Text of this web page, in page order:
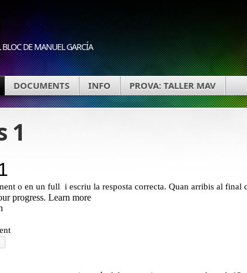
BLOC DE MANUEL GARCÍA
DOCUMENTS INFO PROVA: TALLER MAV
1